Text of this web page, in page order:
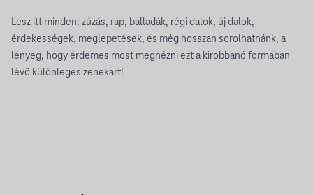
Lesz itt minden: zúzás, rap, balladák, régi dalok, új dalok,
érdekességek, meglepetések, és még hosszan sorolhatnánk, a
lényeg, hogy érdemes most megnézni ezt a kirobbanó formában
lévő különleges zenekart!